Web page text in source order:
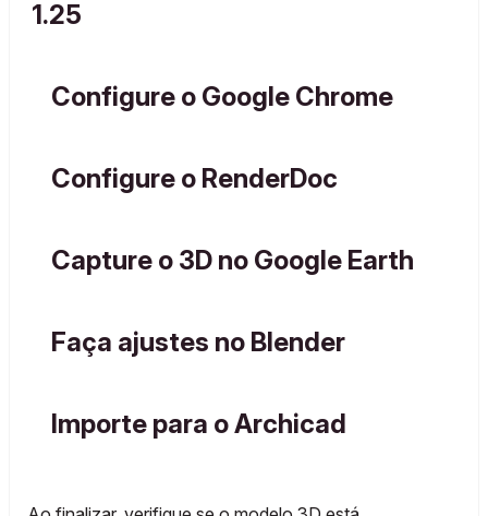
1.25
Configure o Google Chrome
Configure o RenderDoc
Capture o 3D no Google Earth
Faça ajustes no Blender
Importe para o Archicad